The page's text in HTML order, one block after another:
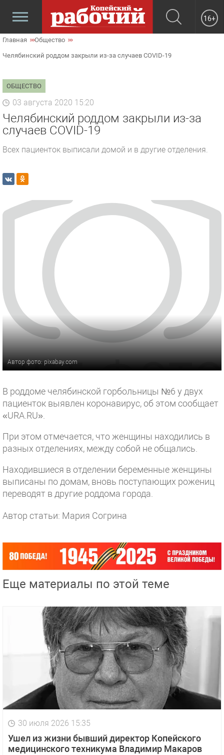
16+
Главная Общество
Челябинский роддом закрыли из-за случаев COVID-19
ОБЩЕСТВО
03 августа 2020 15:20
Челябинский роддом закрыли из-за
случаев COVID-19
Всех пациенток выписали домой и в другие отделения.
Автор фото: pixabay.com
В роддоме челябинской горбольницы №6 у двух
пациенток выявлен коронавирус, об этом сообщает
«URA.RU».
При этом отмечается, что женщины находились в
разных отделениях, между собой не общались.
Находившиеся в отделении беременные женщины
выписаны по домам, вновь поступающих рожениц
переводят в другие роддома города.
Автор статьи: Мария Согрина
Еще материалы по этой теме
30 июля 2026 15:35
Ушел из жизни бывший директор Копейского
медицинского техникума Владимир Макаров